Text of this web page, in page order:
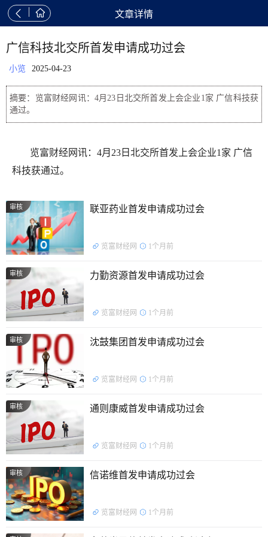
  文章详情
广信科技北交所首发申请成功过会
小览 2025-04-23
摘要：览富财经网讯：4月23日北交所首发上会企业1家 广信科技获
通过。
览富财经网讯：4月23日北交所首发上会企业1家 广信
科技获通过。
审核 联亚药业首发申请成功过会
览富财经网 1个月前
审核 力勤资源首发申请成功过会
览富财经网 1个月前
审核 沈鼓集团首发申请成功过会
览富财经网 1个月前
审核 通则康威首发申请成功过会
览富财经网 1个月前
审核 信诺维首发申请成功过会
览富财经网 1个月前